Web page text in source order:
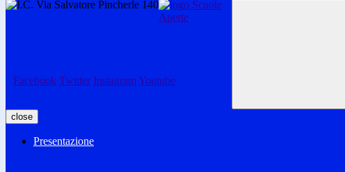
Facebook Twitter Instagram Youtube
close
Presentazione